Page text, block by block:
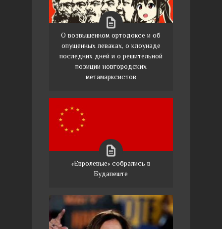
О возвышенном ортодоксе и об
опущенных леваках, о клоунаде
последних дней и о решительной
позиции новгородских
метамарксистов
«Евролевые» собрались в
Будапеште